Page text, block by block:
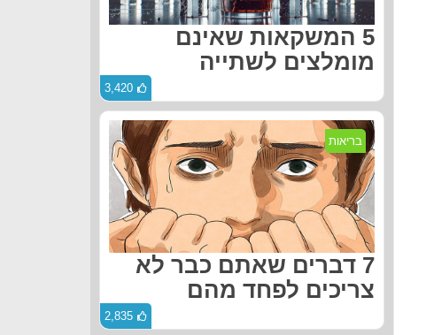
5 המשקאות שאינם
מומלצים לשתייה
3,420
בריאות
7 דברים שאתם כבר לא
צריכים לפחד מהם
2,835